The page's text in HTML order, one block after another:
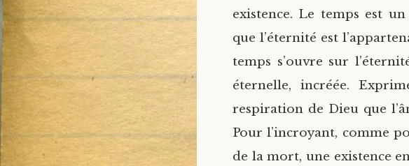
existence. Le temps est
que l’éternité est
temps s’ouvre sur
éternelle, incréée.
respiration de Dieu que
Pour l’incroyant, comme
de la mort, une existence